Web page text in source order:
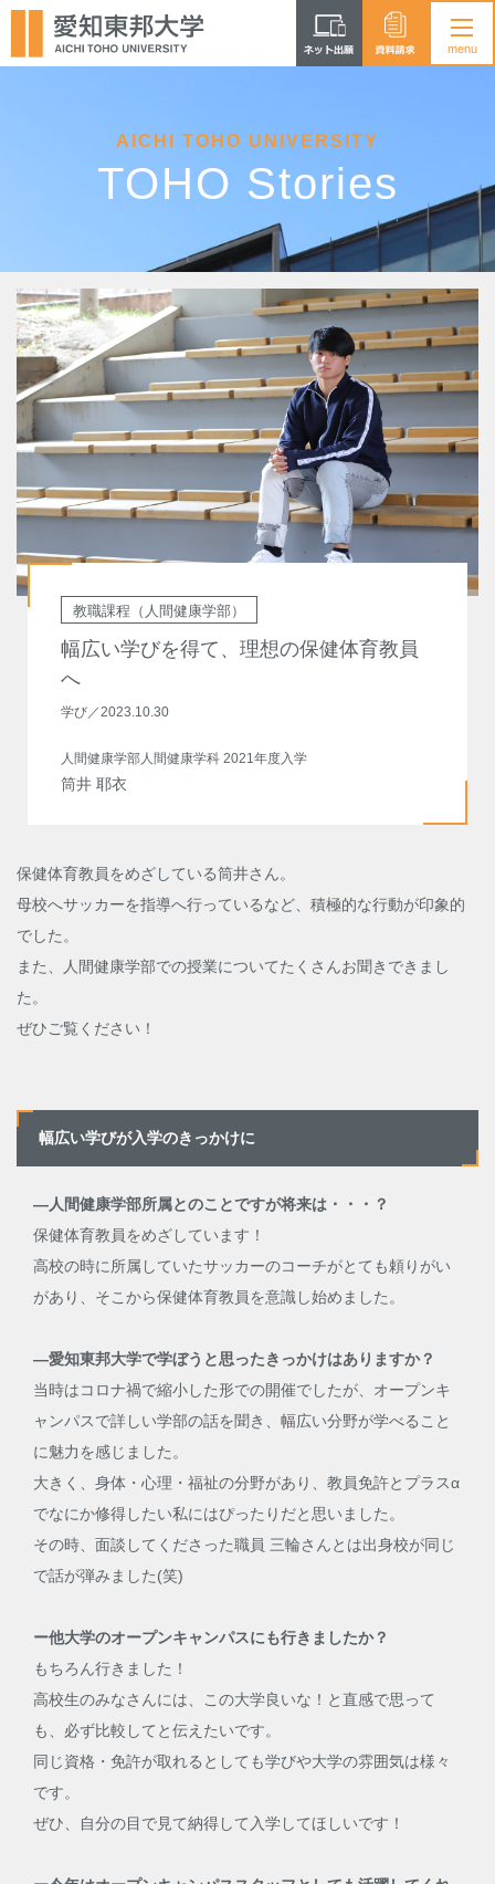
AICHI TOHO UNIVERSITY
TOHO Stories
教職課程（人間健康学部）
幅広い学びを得て、理想の保健体育教員
へ
学び／2023.10.30
人間健康学部人間健康学科 2021年度入学
筒井 耶衣
保健体育教員をめざしている筒井さん。
母校へサッカーを指導へ行っているなど、積極的な行動が印象的
でした。
また、人間健康学部での授業についてたくさんお聞きできまし
た。
ぜひご覧ください！
幅広い学びが入学のきっかけに
―人間健康学部所属とのことですが将来は・・・？
保健体育教員をめざしています！
高校の時に所属していたサッカーのコーチがとても頼りがい
があり、そこから保健体育教員を意識し始めました。
―愛知東邦大学で学ぼうと思ったきっかけはありますか？
当時はコロナ禍で縮小した形での開催でしたが、オープンキ
ャンパスで詳しい学部の話を聞き、幅広い分野が学べること
に魅力を感じました。
大きく、身体・心理・福祉の分野があり、教員免許とプラスα
でなにか修得したい私にはぴったりだと思いました。
その時、面談してくださった職員 三輪さんとは出身校が同じ
で話が弾みました(笑)
ー他大学のオープンキャンパスにも行きましたか？
もちろん行きました！
高校生のみなさんには、この大学良いな！と直感で思って
も、必ず比較してと伝えたいです。
同じ資格・免許が取れるとしても学びや大学の雰囲気は様々
です。
ぜひ、自分の目で見て納得して入学してほしいです！